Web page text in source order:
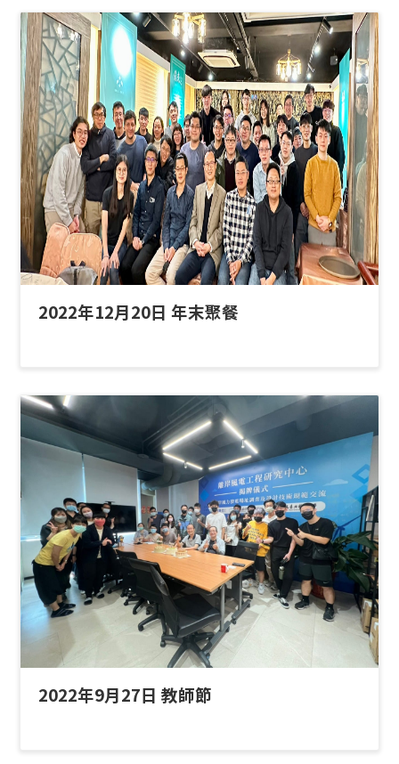
2022年12月20日 年末聚餐
2022年9月27日 教師節